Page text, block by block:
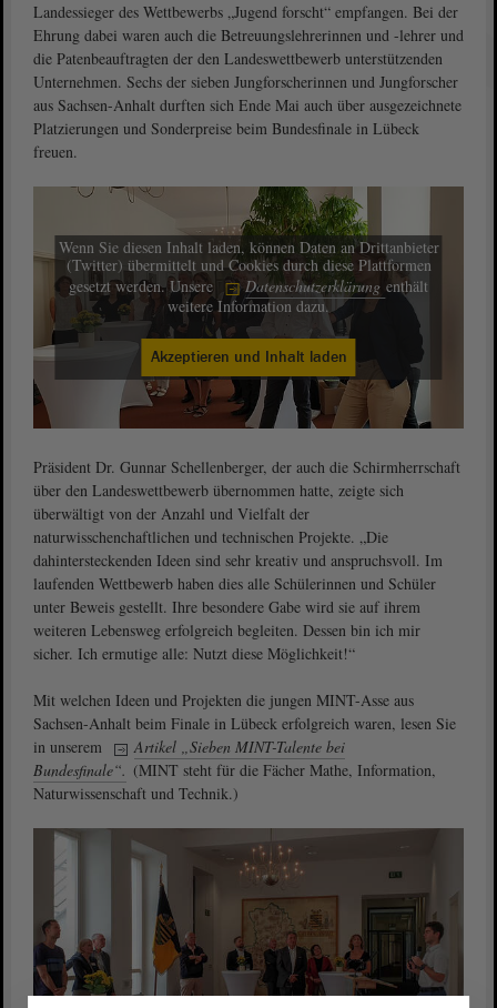
Landessieger des Wettbewerbs „Jugend forscht“ empfangen. Bei der
Ehrung dabei waren auch die Betreuungslehrerinnen und -lehrer und
die Patenbeauftragten der den Landeswettbewerb unterstützenden
Unternehmen. Sechs der sieben Jungforscherinnen und Jungforscher
aus Sachsen-Anhalt durften sich Ende Mai auch über ausgezeichnete
Platzierungen und Sonderpreise beim Bundesfinale in Lübeck
freuen.
Wenn Sie diesen Inhalt laden, können Daten an Drittanbieter
(Twitter) übermittelt und Cookies durch diese Plattformen
gesetzt werden. Unsere
Datenschutzerklärung enthält
weitere Information dazu.
Akzeptieren und Inhalt laden
Präsident Dr. Gunnar Schellenberger, der auch die Schirmherrschaft
über den Landeswettbewerb übernommen hatte, zeigte sich
überwältigt von der Anzahl und Vielfalt der
naturwisschenchaftlichen und technischen Projekte. „Die
dahintersteckenden Ideen sind sehr kreativ und anspruchsvoll. Im
laufenden Wettbewerb haben dies alle Schülerinnen und Schüler
unter Beweis gestellt. Ihre besondere Gabe wird sie auf ihrem
weiteren Lebensweg erfolgreich begleiten. Dessen bin ich mir
sicher. Ich ermutige alle: Nutzt diese Möglichkeit!“
Mit welchen Ideen und Projekten die jungen MINT-Asse aus
Sachsen-Anhalt beim Finale in Lübeck erfolgreich waren, lesen Sie
in unserem
Artikel „Sieben MINT-Talente bei
Bundesfinale“. (MINT steht für die Fächer Mathe, Information,
Naturwissenschaft und Technik.)